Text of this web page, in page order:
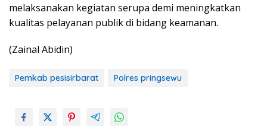
melaksanakan kegiatan serupa demi meningkatkan
kualitas pelayanan publik di bidang keamanan.
(Zainal Abidin)
Pemkab pesisirbarat Polres pringsewu